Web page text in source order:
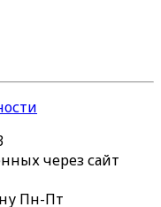
через сайт
Пн-Пт